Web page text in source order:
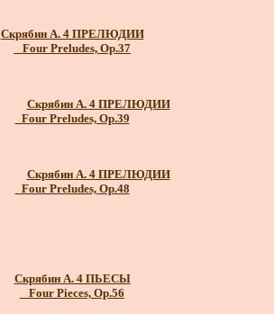
Скрябин А. 4 ПРЕЛЮДИИ
_ Four Preludes, Op.37
Скрябин А. 4 ПРЕЛЮДИИ
_Four Preludes, Op.39
Скрябин А. 4 ПРЕЛЮДИИ
_Four Preludes, Op.48
Скрябин А. 4 ПЬЕСЫ
_ Four Pieces, Op.56